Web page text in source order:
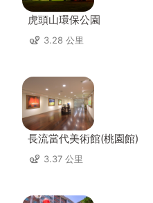
虎頭山環保公園
3.28 公里
長流當代美術館(桃園館)
3.37 公里